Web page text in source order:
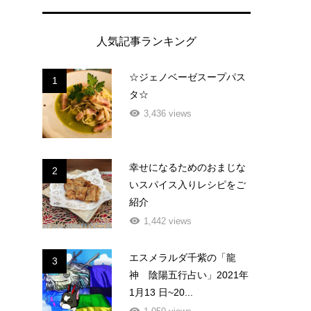
人気記事ランキング
1
☆ジェノベーゼスープパス
タ☆
3,436 views
2
幸せになるためのおまじな
いスパイス入りレシピをご
紹介
1,442 views
3
エスメラルダ千紫の「龍
神 陰陽五行占い」2021年
1月13 日~20...